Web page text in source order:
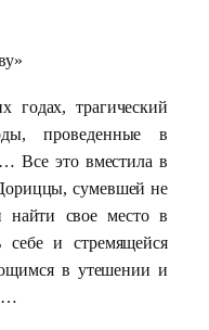
годах, трагический
проведенные в
Все это вместила в
сумевшей не
найти свое место в
себе и стремящейся
в утешении и